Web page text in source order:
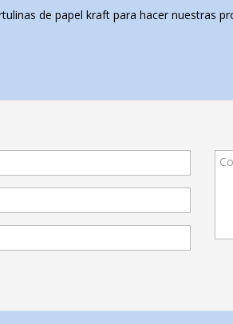
de papel kraft para hacer nuestras